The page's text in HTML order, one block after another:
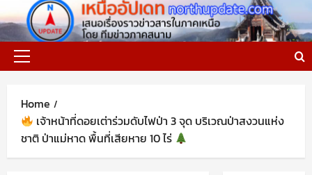
to
content
Primary
Home
เจ้าหน้าที่ดอยเต่าร่วมดับไฟป่า 3 จุด บริเวณป่าสงวนแห่ง
ชาติ ป่าแม่หาด พื้นที่เสียหาย 10 ไร่